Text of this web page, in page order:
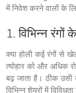
में निवेश करने वालों के
1. विभिन्न
क्या होली कई रंगों से
त्योहार को और अधिक
बढ़ जाता है। ठीक
विभिन्न शेयरों में